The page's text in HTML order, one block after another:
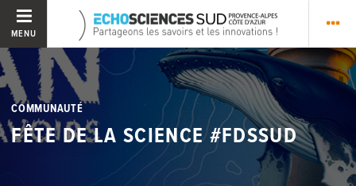
MENU
COMMUNAUTÉ
FÊTE DE LA SCIENCE #FDSSUD